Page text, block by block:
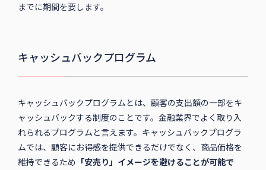
までに期間を要します。
キャッシュバックプログラム
キャッシュバックプログラムとは、顧客の支出額の一部をキ
ャッシュバックする制度のことです。金融業界でよく取り入
れられるプログラムと言えます。キャッシュバックプログラ
ムでは、顧客にお得感を提供できるだけでなく、商品価格を
維持できるため 「安売り」イメージを避けることが可能で